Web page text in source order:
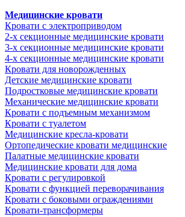
Медицинские кровати
Кровати с электроприводом
2-х секционные медицинские кровати
3-х секционные медицинские кровати
4-х секционные медицинские кровати
Кровати для новорожденных
Детские медицинские кровати
Подростковые медицинские кровати
Механические медицинские кровати
Кровати с подъемным механизмом
Кровати с туалетом
Медицинские крeсла-кровати
Ортопедические кровати медицинские
Палатные медицинские кровати
Медицинские кровати для дома
Кровати с регулировкой
Кровати с функцией переворачивания
Кровати с боковыми ограждениями
Кровати-трансформеры